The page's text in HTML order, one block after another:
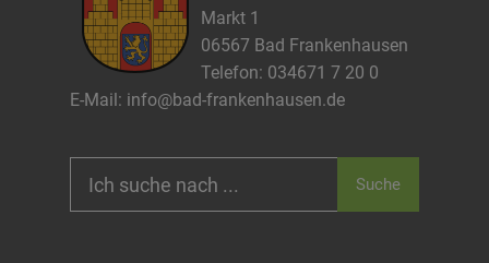
Markt 1
06567 Bad Frankenhausen
Telefon: 034671 7 20 0
E-Mail: info@bad-frankenhausen.de
for:
Suche